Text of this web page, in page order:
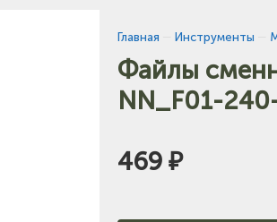
Главная Инструменты
Файлы
NN_F01-
469 ₽